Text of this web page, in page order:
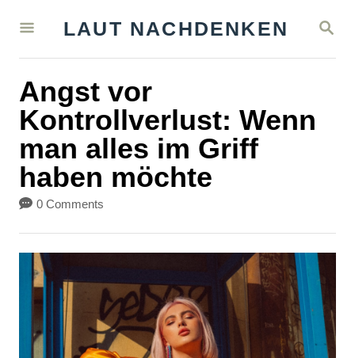
S
A
LAUT NACHDENKEN
Angst vor
Kontrollverlust: Wenn
man alles im Griff
haben möchte
0 Comments